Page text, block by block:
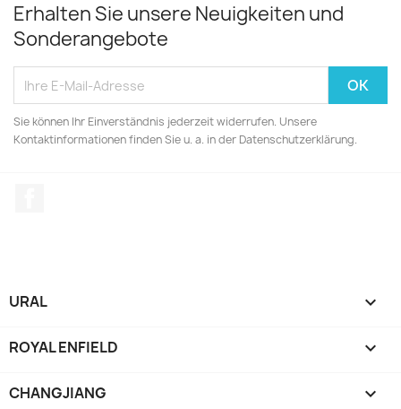
Erhalten Sie unsere Neuigkeiten und
Sonderangebote
Sie können Ihr Einverständnis jederzeit widerrufen. Unsere
Kontaktinformationen finden Sie u. a. in der Datenschutzerklärung.
URAL 
ROYAL ENFIELD 
CHANGJIANG 